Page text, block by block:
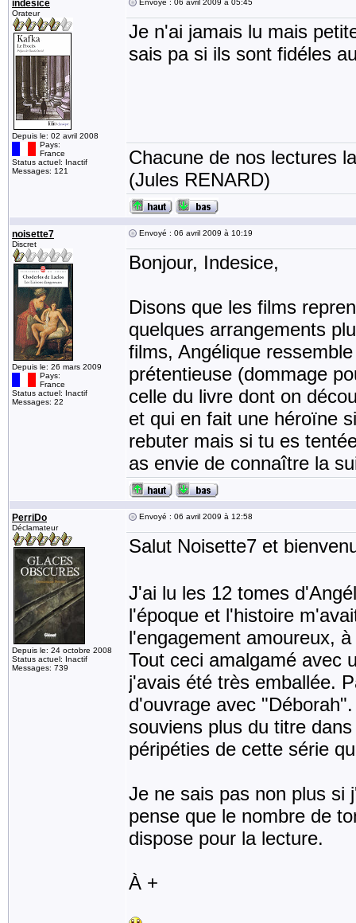
indesice
Orateur
Depuis le: 02 avril 2008
Pays:
France
Status actuel: Inactif
Messages: 121
Envoyé : 06 avril 2009 à 05:45
Je n'ai jamais lu mais
sais pa si ils sont fidéles
Chacune de nos lectures
(Jules RENARD)
noisette7
Discret
Depuis le: 26 mars 2009
Pays:
France
Status actuel: Inactif
Messages: 22
Envoyé : 06 avril 2009 à 10:19
Bonjour, Indesice,
Disons que les films
quelques arrangements
films, Angélique
prétentieuse (dommage
celle du livre dont on
et qui en fait une héroïne
rebuter mais si tu es
as envie de connaître la
PerriDo
Déclamateur
Depuis le: 24 octobre 2008
Status actuel: Inactif
Messages: 739
Envoyé : 06 avril 2009 à 12:58
Salut Noisette7 et
J'ai lu les 12 tomes
l'époque et l'histoire
l'engagement amoureux,
Tout ceci amalgamé avec
j'avais été très emballée.
d'ouvrage avec
souviens plus du titre
péripéties de cette série
Je ne sais pas non plus si
pense que le nombre de
dispose pour la lecture.
À +